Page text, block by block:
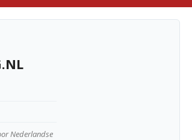
Nederlandse